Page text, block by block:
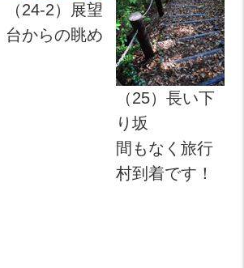
（24-2）展望
台からの眺め
（25）長い下
り坂
間もなく旅行
村到着です！